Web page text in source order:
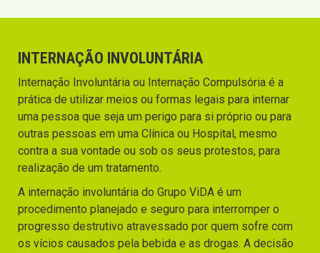
INTERNAÇÃO INVOLUNTÁRIA
Internação Involuntária ou Internação Compulsória é a
prática de utilizar meios ou formas legais para internar
uma pessoa que seja um perigo para si próprio ou para
outras pessoas em uma Clínica ou Hospital, mesmo
contra a sua vontade ou sob os seus protestos, para
realização de um tratamento.
A internação involuntária do Grupo ViDA é um
procedimento planejado e seguro para interromper o
progresso destrutivo atravessado por quem sofre com
os vícios causados pela bebida e as drogas. A decisão